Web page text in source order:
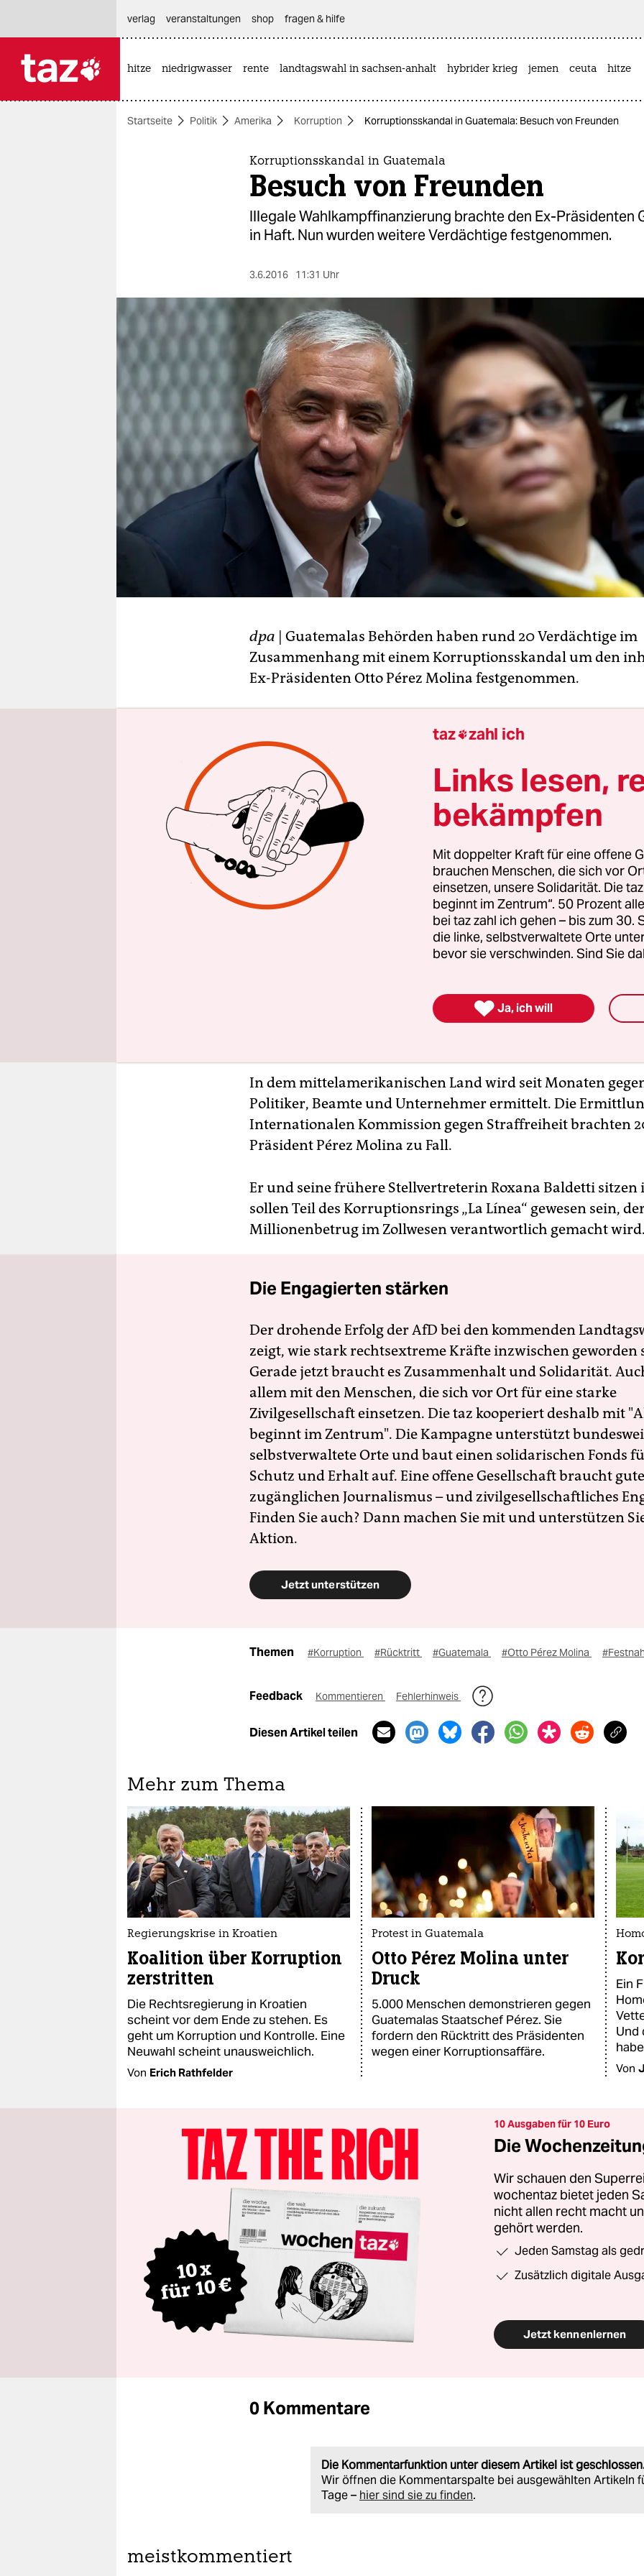
themen
berlin
nord
wahrheit
verlag
veranstaltungen
shop
fragen & hilfe
unterstützen
verlag
veranstaltungen shop fragen & hilfe
hitze niedrigwasser rente landtagswahl in sachsen-anhalt hybrider krieg jemen ceuta hitze
Startseite Politik Amerika Korruption Korruptionsskandal in Guatemala: Besuch von Freunden
Korruptionsskandal in Guatemala
Besuch von Freunden
Illegale Wahlkampffinanzierung brachte den Ex-Präsidenten
in Haft. Nun wurden weitere Verdächtige festgenommen.
3.6.2016 11:31 Uhr
dpa | Guatemalas Behörden haben rund 20 Verdächtige im
Zusammenhang mit einem Korruptionsskandal um den
Ex-Präsidenten Otto Pérez Molina festgenommen.
Barrientos, wie örtliche Medien am Donnerstag
Vertreter einiger Firmen, die in der Vergangenheit Aufträge
erhalten hatten, seien in Gewahrsam genommen worden.
In dem mittelamerikanischen Land wird seit Monaten
Politiker, Beamte und Unternehmer ermittelt. Die
Internationalen Kommission gegen Straffreiheit brachten
Präsident Pérez Molina zu Fall.
Er und seine frühere Stellvertreterin Roxana Baldetti sitzen
sollen Teil des Korruptionsrings „La Línea“ gewesen sein,
Millionenbetrug im Zollwesen verantwortlich gemacht
Die Engagierten stärken
Der drohende Erfolg der AfD bei den kommenden
zeigt, wie stark rechtsextreme Kräfte inzwischen geworden
Gerade jetzt braucht es Zusammenhalt und Solidarität.
allem mit den Menschen, die sich vor Ort für eine starke
Zivilgesellschaft einsetzen. Die taz kooperiert deshalb mit
beginnt im Zentrum". Die Kampagne unterstützt
selbstverwaltete Orte und baut einen solidarischen Fonds
Schutz und Erhalt auf. Eine offene Gesellschaft braucht
zugänglichen Journalismus – und zivilgesellschaftliches
Finden Sie auch? Dann machen Sie mit und unterstützen
Aktion.
Jetzt unterstützen
Themen #Korruption #Rücktritt #Guatemala #Otto Pérez Molina
Feedback Kommentieren Fehlerhinweis
Diesen Artikel teilen
Mehr zum Thema
Regierungskrise in Kroatien
Koalition über Korruption
zerstritten
Die Rechtsregierung in Kroatien
scheint vor dem Ende zu stehen. Es
geht um Korruption und Kontrolle. Eine
Neuwahl scheint unausweichlich.
Von Erich Rathfelder
Protest in Guatemala
Otto Pérez Molina unter
Druck
5.000 Menschen demonstrieren gegen
Guatemalas Staatschef Pérez. Sie
fordern den Rücktritt des Präsidenten
wegen einer Korruptionsaffäre.
Ein
Und
Von
10 Ausgaben für 10 Euro
Die
Wir schauen den
wochentaz bietet jeden
nicht allen recht macht
gehört werden.
Jeden Samstag als
Zusätzlich digitale
Jetzt kennenlernen
0 Kommentare
Die Kommentarfunktion unter diesem Artikel ist
Wir öffnen die Kommentarspalte bei ausgewählten Artikeln
Tage – hier sind sie zu finden.
meistkommentiert
taz zahl ich
Links lesen,
bekämpfen
Mit doppelter Kraft für eine offene
brauchen Menschen, die sich vor
einsetzen, unsere Solidarität. Die
beginnt im Zentrum“. 50 Prozent
bei taz zahl ich gehen – bis zum
die linke, selbstverwaltete Orte
bevor sie verschwinden. Sind Sie
 Ja, ich will